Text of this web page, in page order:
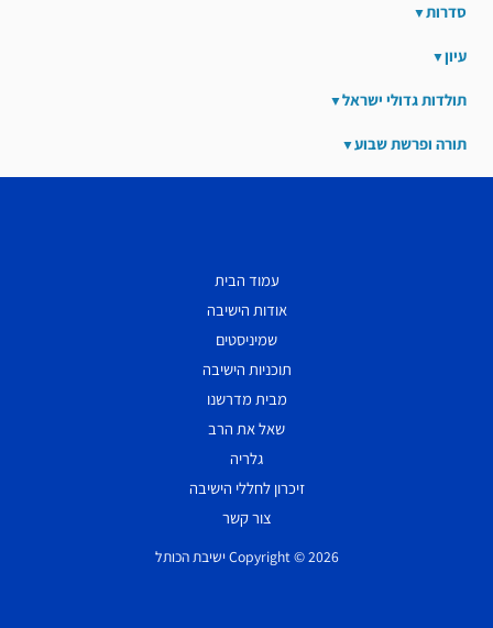
סדרות
עיון
תולדות גדולי ישראל
תורה ופרשת שבוע
עמוד הבית
אודות הישיבה
שמיניסטים
תוכניות הישיבה
מבית מדרשנו
שאל את הרב
גלריה
זיכרון לחללי הישיבה
צור קשר
Copyright © 2026 ישיבת הכותל